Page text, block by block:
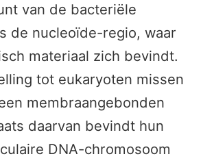
van de bacteriële
de nucleoïde-regio, waar
materiaal zich bevindt.
tot eukaryoten missen
membraangebonden
daarvan bevindt hun
DNA-chromosoom